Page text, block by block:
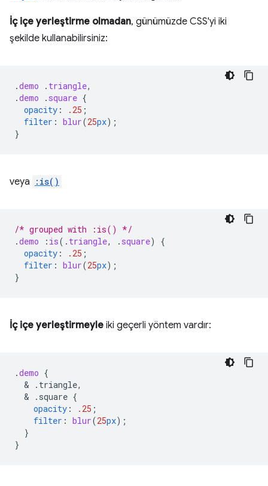
İç içe yerleştirme olmadan, günümüzde CSS'yi iki
şekilde kullanabilirsiniz:
.demo . triangle,
.demo . square {
opacity : .25 ;
filter : blur(25px);
}
veya :is()
/* grouped with :is() */
.demo : is( . triangle, . square)
{
opacity : .25 ;
filter : blur(25px);
}
İç içe yerleştirmeyle iki geçerli yöntem vardır:
.demo {
  &
.triangle,
  &
.square {
opacity : .25 ;
filter : blur(25px);
}
}